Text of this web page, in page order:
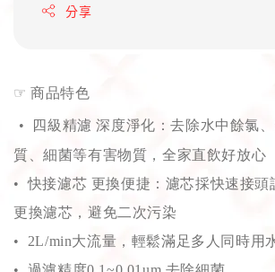
分享
☞ 商品特色
• 四級精濾 深度淨化：去除水中餘氯
質、細菌等有害物質，全家直飲好放心
• 快接濾芯 更換便捷：濾芯採快速接頭
更換濾芯，避免二次污染
• 2L/min大流量，輕鬆滿足多人同時用